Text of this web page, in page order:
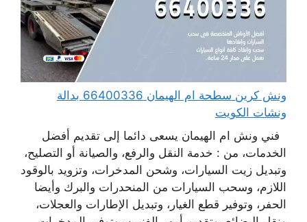
ونش كرين سطحة ام الهيمان 66400336 بدالة
ونشات الكويت
فني ونش ام الهيمان يسعى دائما إلى تقديم أفضل
الخدمات، من : خدمة النقل والرفع، والصيانة أو التصليح،
وتبديل زيت السيارات، وشحن المدخرات، وتزويد بالوقود
اللازم، وسحب السيارات من المنحدرات والبرك وأيضا
الحفر، وتوفير قطع الغيار، وتبديل الإطارات والعجلات،